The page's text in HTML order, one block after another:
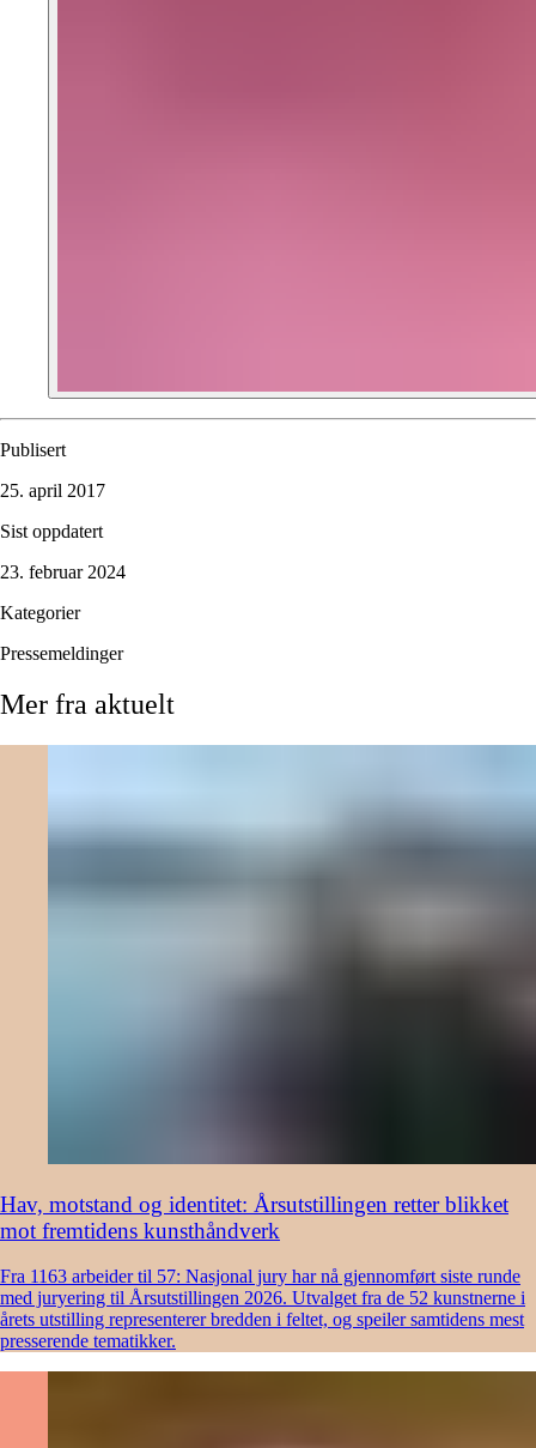
Publisert
25. april 2017
Sist oppdatert
23. februar 2024
Kategorier
Pressemeldinger
Mer fra aktuelt
Hav, motstand og identitet: Årsutstillingen retter blikket
mot fremtidens kunsthåndverk
Fra 1163 arbeider til 57: Nasjonal jury har nå gjennomført siste runde
med juryering til Årsutstillingen 2026. Utvalget fra de 52 kunstnerne i
årets utstilling representerer bredden i feltet, og speiler samtidens mest
presserende tematikker.